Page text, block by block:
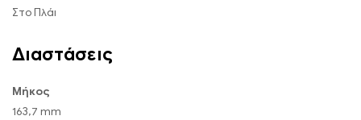
Στο Πλάι
Διαστάσεις
Μήκος
163,7 mm